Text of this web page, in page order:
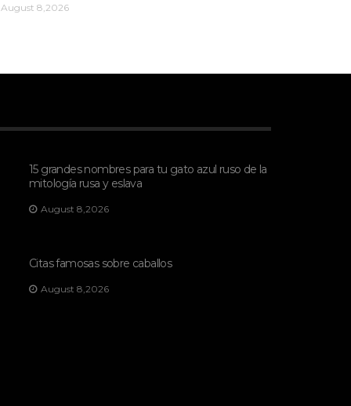
August 8,2026
15 grandes nombres para tu gato azul ruso de la
mitología rusa y eslava
August 8,2026
Citas famosas sobre caballos
August 8,2026